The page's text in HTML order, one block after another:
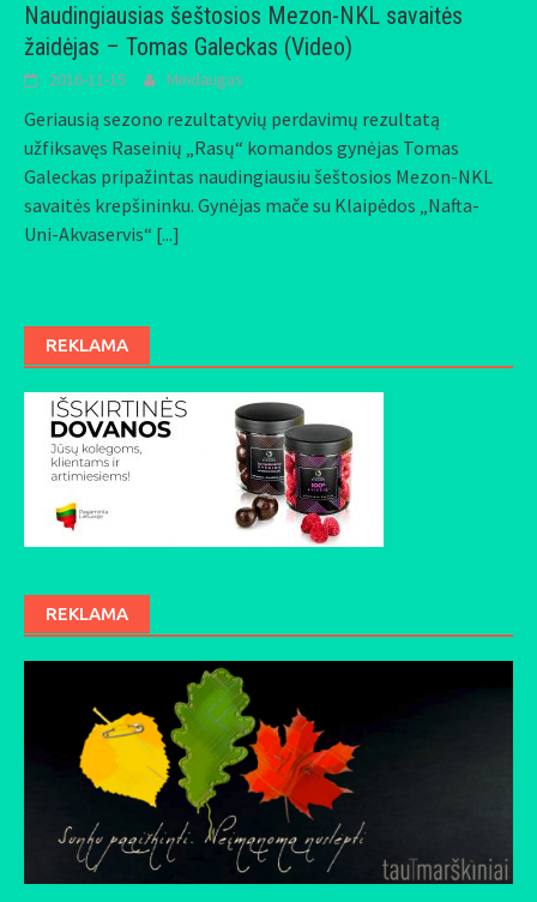
Naudingiausias šeštosios Mezon-NKL savaitės
žaidėjas – Tomas Galeckas (Video)
2016-11-15 Mindaugas
Geriausią sezono rezultatyvių perdavimų rezultatą
užfiksavęs Raseinių „Rasų“ komandos gynėjas Tomas
Galeckas pripažintas naudingiausiu šeštosios Mezon-NKL
savaitės krepšininku. Gynėjas mače su Klaipėdos „Nafta-
Uni-Akvaservis“ [...]
REKLAMA
REKLAMA